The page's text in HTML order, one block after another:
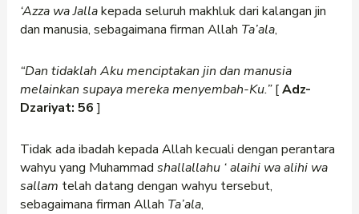
‘Azza wa Jallakepada seluruh makhluk dari kalangan jin
dan manusia, sebagaimana firman Allah Ta’ala,
“Dan tidaklah Aku menciptakan jin dan manusia
melainkan supaya mereka menyembah-Ku.”[Adz-
Dzariyat: 56]
Tidak ada ibadah kepada Allah kecuali dengan perantara
wahyu yang Muhammad shallallahu ‘alaihi wa alihi wa
sallam telah datang dengan wahyu tersebut,
sebagaimana firman Allah Ta’ala,